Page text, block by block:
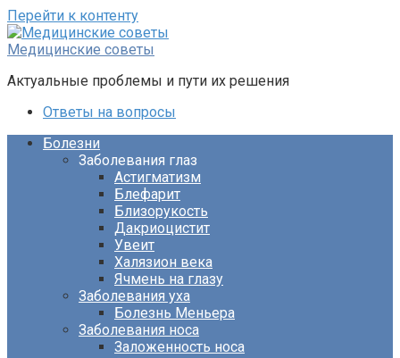
Перейти к контенту
Медицинские советы
Актуальные проблемы и пути их решения
Ответы на вопросы
Болезни
Заболевания глаз
Астигматизм
Блефарит
Близорукость
Дакриоцистит
Увеит
Халязион века
Ячмень на глазу
Заболевания уха
Болезнь Меньера
Заболевания носа
Заложенность носа